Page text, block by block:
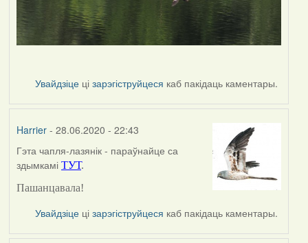
Увайдзіце цізарэгіструйцеся каб пакідаць каментары.
Harrier- 28.06.2020 - 22:43
In
reply
to
Lighty
Гэта чапля-лазянік - параўнайце са
здымкамі ТУТ.
Пашанцавала!
Увайдзіце цізарэгіструйцеся каб пакідаць каментары.